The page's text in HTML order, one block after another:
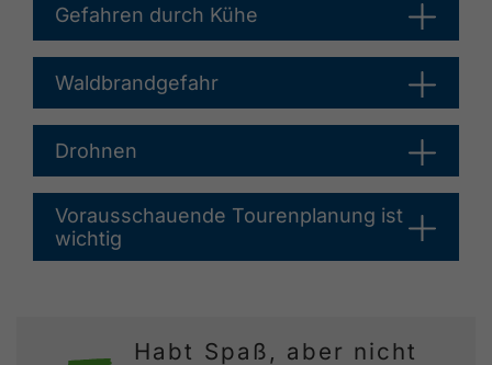
Gefahren durch Kühe
Waldbrandgefahr
Drohnen
Vorausschauende Tourenplanung ist
wichtig
Habt Spaß, aber nicht